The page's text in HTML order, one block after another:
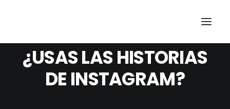
¿USAS LAS HISTORIAS
DE INSTAGRAM?